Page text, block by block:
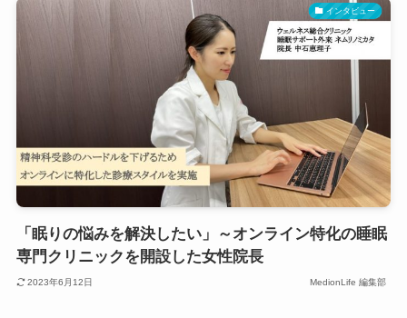
インタビュー
「眠りの悩みを解決したい」～オンライン特化の睡眠
専門クリニックを開設した女性院長
2023年6月12日 MedionLife 編集部